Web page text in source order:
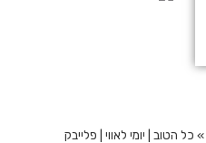
» כל הטוב | יומי לאווי | פלייבק